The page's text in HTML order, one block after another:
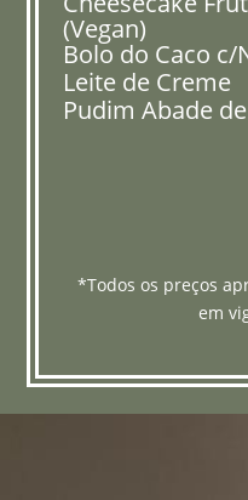
(Vegan)
Bolo do Caco c/
Leite de Creme
Pudim Abade
*Todos os preços
em